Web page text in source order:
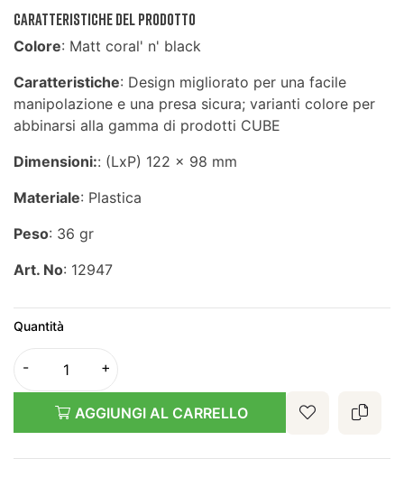
CARATTERISTICHE DEL PRODOTTO
Colore: Matt coral' n' black
Caratteristiche: Design migliorato per una facile
manipolazione e una presa sicura; varianti colore per
abbinarsi alla gamma di prodotti CUBE
Dimensioni:: (LxP) 122 x 98 mm
Materiale: Plastica
Peso: 36 gr
Art. No: 12947
Quantità
AGGIUNGI AL CARRELLO